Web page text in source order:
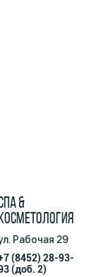
&
КОСМЕТОЛОГИЯ
Рабочая 29
(8452) 28-93-
(доб. 2)